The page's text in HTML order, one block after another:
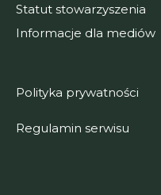
Statut stowarzyszenia
Informacje dla mediów
Polityka prywatności
Regulamin serwisu